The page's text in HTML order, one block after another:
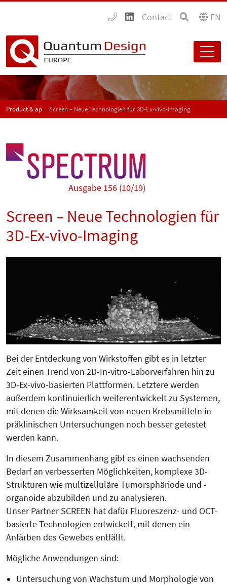
Contact EN
Product & application news - SPECTRUMScreen – Neue Technologien für 3D-Ex-vivo-Imaging
Ausgabe 156 (10/19)
Screen – Neue Technologien für
3D-Ex-vivo-Imaging
Bei der Entdeckung von Wirkstoffen gibt es in letzter
Zeit einen Trend von 2D-In-vitro-Laborverfahren hin zu
3D-Ex-vivo-basierten Plattformen. Letztere werden
außerdem kontinuierlich weiterentwickelt zu Systemen,
mit denen die Wirksamkeit von neuen Krebsmitteln in
präklinischen Untersuchungen noch besser getestet
werden kann.
In diesem Zusammenhang gibt es einen wachsenden
Bedarf an verbesserten Möglichkeiten, komplexe 3D-
Strukturen wie multizelluläre Tumorsphäriode und -
organoide abzubilden und zu analysieren.
Unser Partner SCREEN hat dafür Fluoreszenz- und OCT-
basierte Technologien entwickelt, mit denen ein
Anfärben des Gewebes entfällt.
Mögliche Anwendungen sind:
Untersuchung von Wachstum und Morphologie von